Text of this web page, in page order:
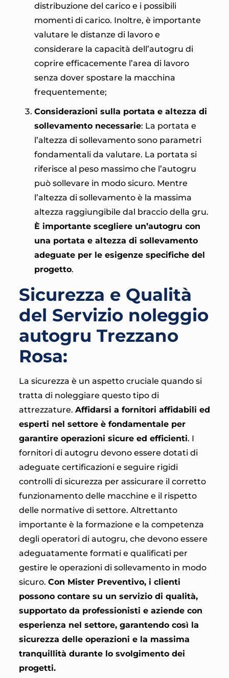
distribuzione del carico e i possibili
momenti di carico. Inoltre, è importante
valutare le distanze di lavoro e
considerare la capacità dell’autogru di
coprire efficacemente l’area di lavoro
senza dover spostare la macchina
frequentemente;
Considerazioni sulla portata e altezza di
sollevamento necessarie: La portata e
l’altezza di sollevamento sono parametri
fondamentali da valutare. La portata si
riferisce al peso massimo che l’autogru
può sollevare in modo sicuro. Mentre
l’altezza di sollevamento è la massima
altezza raggiungibile dal braccio della gru.
È importante scegliere un’autogru con
una portata e altezza di sollevamento
adeguate per le esigenze specifiche del
progetto.
Sicurezza e Qualità
del Servizio noleggio
autogru Trezzano
Rosa:
La sicurezza è un aspetto cruciale quando si
tratta di noleggiare questo tipo di
attrezzature. Affidarsi a fornitori affidabili ed
esperti nel settore è fondamentale per
garantire operazioni sicure ed efficienti. I
fornitori di autogru devono essere dotati di
adeguate certificazioni e seguire rigidi
controlli di sicurezza per assicurare il corretto
funzionamento delle macchine e il rispetto
delle normative di settore. Altrettanto
importante è la formazione e la competenza
degli operatori di autogru, che devono essere
adeguatamente formati e qualificati per
gestire le operazioni di sollevamento in modo
sicuro. Con Mister Preventivo, i clienti
possono contare su un servizio di qualità,
supportato da professionisti e aziende con
esperienza nel settore, garantendo così la
sicurezza delle operazioni e la massima
tranquillità durante lo svolgimento dei
progetti.